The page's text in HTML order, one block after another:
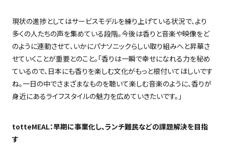
現状の進捗としてはサービスモデルを練り上げている状況で、より
多くの人たちの声を集めている段階。今後は香りと音楽や映像をど
のように連動させて、いかにパナソニックらしい取り組みへと昇華さ
せていくことが重要とのこと。「香りは一瞬で幸せになれる力を秘め
ているので、日本にも香りを楽しむ文化がもっと根付いてほしいです
ね。一日の中でさまざまなものを聴いて楽しむ音楽のように、香りが
身近にあるライフスタイルの魅力を広めていきたいです。」
totteMEAL：早期に事業化し、ランチ難民などの課題解決を目指
す